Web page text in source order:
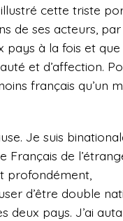
cette triste
de ses acteurs, par
à la fois et que
et d’affection.
français qu’un
Je suis
Français de
profondément,
d’être double
deux pays. J’ai